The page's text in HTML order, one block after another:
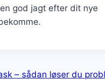
god jagt efter dit nye
– sådan løser du